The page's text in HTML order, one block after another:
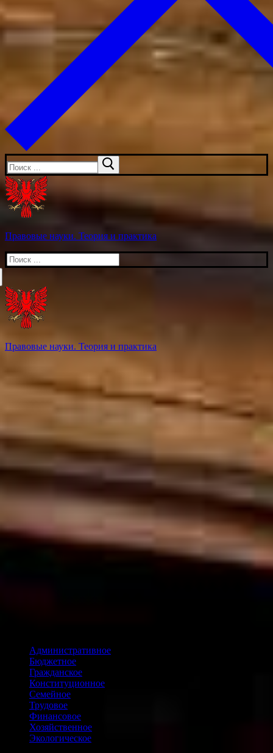
Искать:
Правовые науки. Теория и практика
Искать:
Правовые науки. Теория и практика
Административное
Бюджетное
Гражданское
Конституционное
Семейное
Трудовое
Финансовое
Хозяйственное
Экологическое